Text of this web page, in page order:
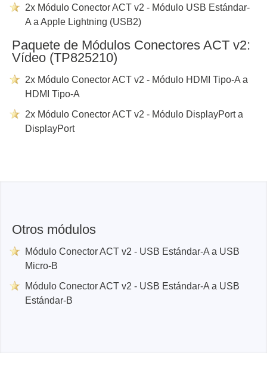
2x Módulo Conector ACT v2 - Módulo USB Estándar-
A a Apple Lightning (USB2)
Paquete de Módulos Conectores ACT v2:
Vídeo (TP825210)
2x Módulo Conector ACT v2 - Módulo HDMI Tipo-A a
HDMI Tipo-A
2x Módulo Conector ACT v2 - Módulo DisplayPort a
DisplayPort
Otros módulos
Módulo Conector ACT v2 - USB Estándar-A a USB
Micro-B
Módulo Conector ACT v2 - USB Estándar-A a USB
Estándar-B